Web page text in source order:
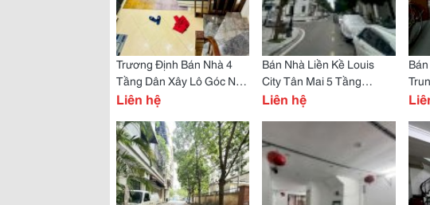
Trương Định Bán Nhà 4
Tầng Dân Xây Lô Góc Ngõ
Thông 20M Ra Phố Hoàng
Liên hệ
Bán Nhà Liền Kề Louis
City Tân Mai 5 Tầng
Thang Máy Long Lanh
Liên hệ
Hè